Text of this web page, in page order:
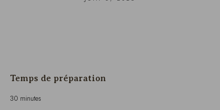
30 minutes
Introduction